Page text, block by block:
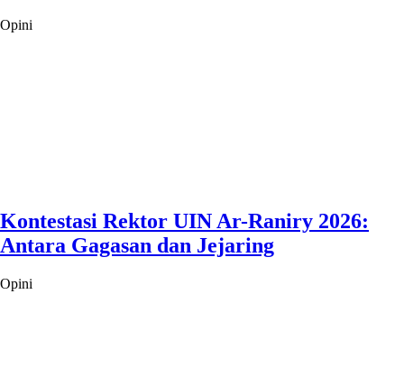
Opini
Kontestasi Rektor UIN Ar-Raniry 2026:
Antara Gagasan dan Jejaring
Opini